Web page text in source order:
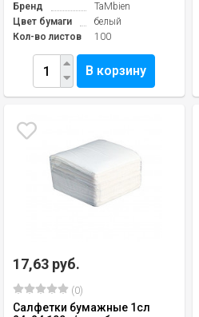
Бренд
TaMbien
Цвет бумаги
белый
Кол-во листов
100
В корзину
17,63 руб.
(0)
Салфетки бумажные 1сл